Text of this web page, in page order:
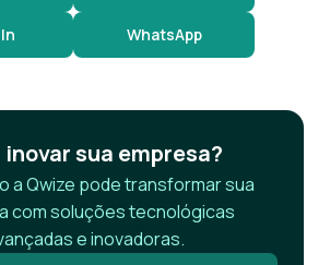
WhatsApp
inovar sua empresa?
a Qwize pode transformar sua
com soluções tecnológicas
e inovadoras.